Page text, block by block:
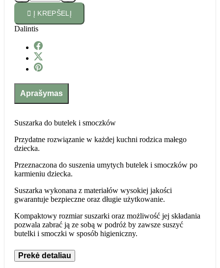


 Į KREPŠELĮ
Dalintis
Aprašymas
Suszarka do butelek i smoczków
Przydatne rozwiązanie w każdej kuchni rodzica małego
dziecka.
Przeznaczona do suszenia umytych butelek i smoczków po
karmieniu dziecka.
Suszarka wykonana z materiałów wysokiej jakości
gwarantuje bezpieczne oraz długie użytkowanie.
Kompaktowy rozmiar suszarki oraz możliwość jej składania
pozwala zabrać ją ze sobą w podróż by zawsze suszyć
butelki i smoczki w sposób higieniczny.
Prekė detaliau